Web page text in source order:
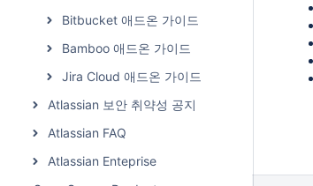
Bitbucket 애드온 가이드
Bamboo 애드온 가이드
Jira Cloud 애드온 가이드
Atlassian 보안 취약성 공지
Atlassian FAQ
Atlassian Enteprise